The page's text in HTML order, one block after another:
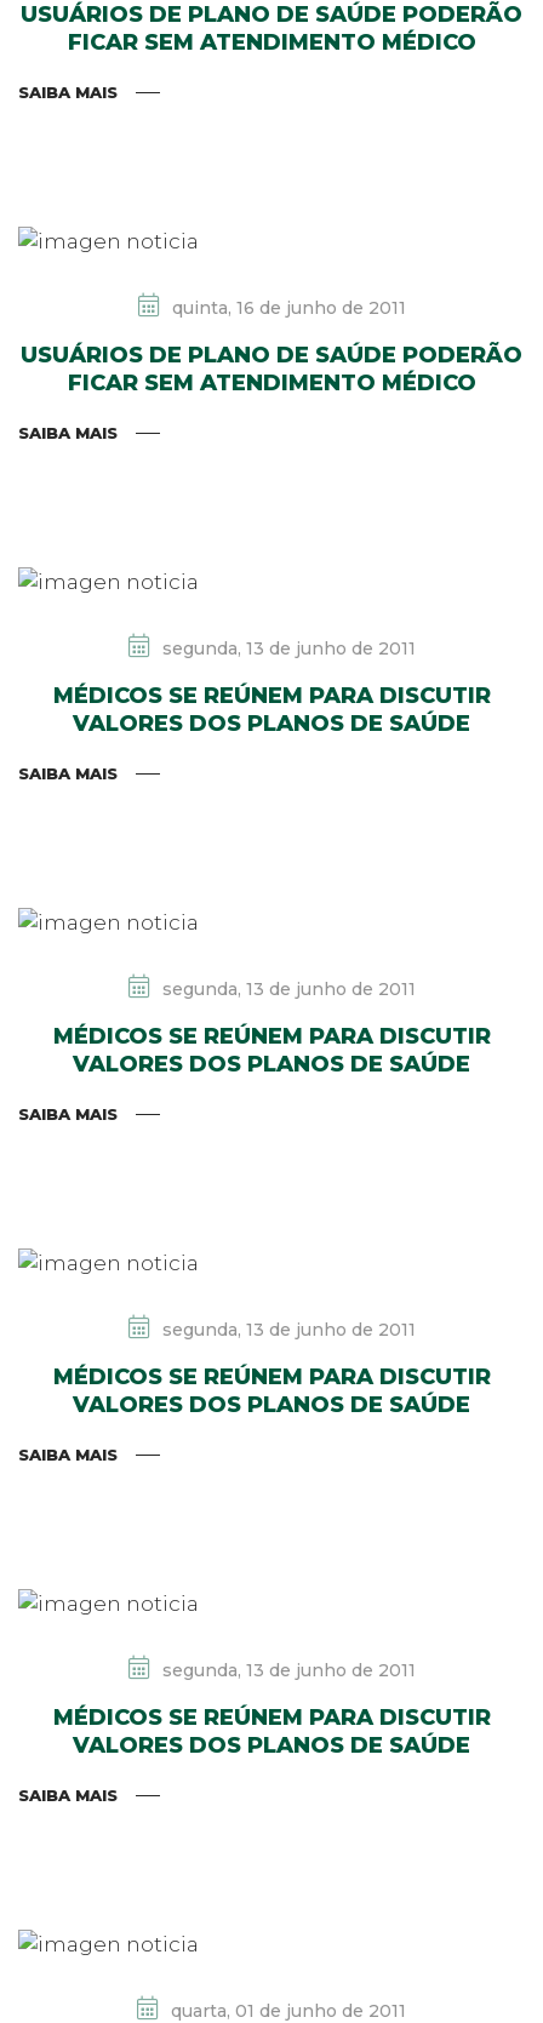
USUÁRIOS DE PLANO DE SAÚDE PODERÃO
FICAR SEM ATENDIMENTO MÉDICO
SAIBA MAIS
quinta, 16 de junho de 2011
USUÁRIOS DE PLANO DE SAÚDE PODERÃO
FICAR SEM ATENDIMENTO MÉDICO
SAIBA MAIS
segunda, 13 de junho de 2011
MÉDICOS SE REÚNEM PARA DISCUTIR
VALORES DOS PLANOS DE SAÚDE
SAIBA MAIS
segunda, 13 de junho de 2011
MÉDICOS SE REÚNEM PARA DISCUTIR
VALORES DOS PLANOS DE SAÚDE
SAIBA MAIS
segunda, 13 de junho de 2011
MÉDICOS SE REÚNEM PARA DISCUTIR
VALORES DOS PLANOS DE SAÚDE
SAIBA MAIS
segunda, 13 de junho de 2011
MÉDICOS SE REÚNEM PARA DISCUTIR
VALORES DOS PLANOS DE SAÚDE
SAIBA MAIS
quarta, 01 de junho de 2011